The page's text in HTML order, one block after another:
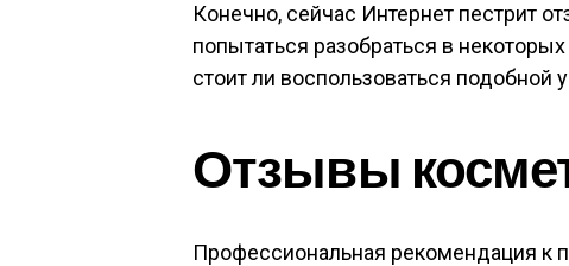
Конечно, сейчас Интернет пестрит
попытаться разобраться в
стоит ли воспользоваться подобной
Отзывы
Профессиональная рекомендация к